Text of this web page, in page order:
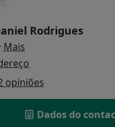
Rodrigues
· Mais
opiniões
Dados do